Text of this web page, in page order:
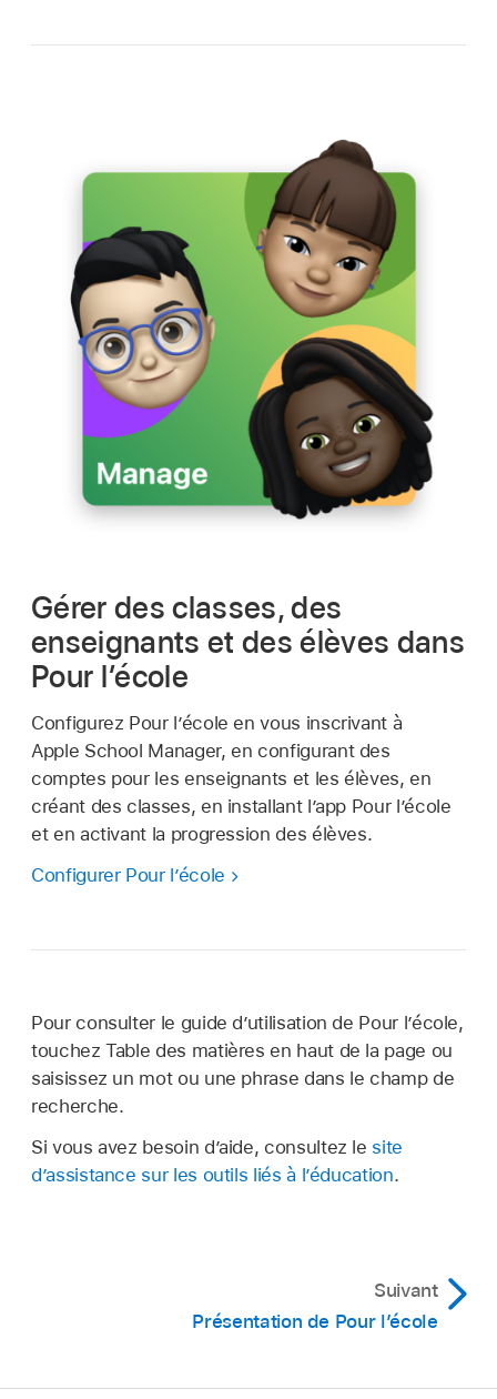
Gérer des classes, des
enseignants et des élèves dans
Pour l’école
Configurez Pour l’école en vous inscrivant à
Apple School Manager, en configurant des
comptes pour les enseignants et les élèves, en
créant des classes, en installant l’app Pour l’école
et en activant la progression des élèves.
Configurer Pour l’école
Pour consulter le guide d’utilisation de Pour l’école,
touchez Table des matières en haut de la page ou
saisissez un mot ou une phrase dans le champ de
recherche.
Si vous avez besoin d’aide, consultez le site
d’assistance sur les outils liés à l’éducation.
Suivant
Présentation de Pour l’école